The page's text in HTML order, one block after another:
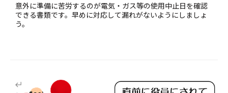
意外に準備に苦労するのが電気・ガス等の使用中止日を確認
できる書類です。早めに対応して漏れがないようにしましょ
う。